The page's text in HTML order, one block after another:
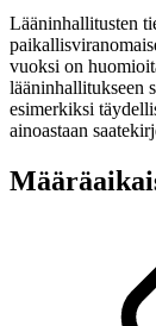
Lääninhallitusten
vuoksi on
lääninhallitukseen
esimerkiksi
ainoastaan